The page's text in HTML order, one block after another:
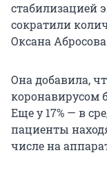
стабилизацией
сократили
Оксана
Она добавила,
коронавирусом
Еще у 17% — в
пациенты
числе на